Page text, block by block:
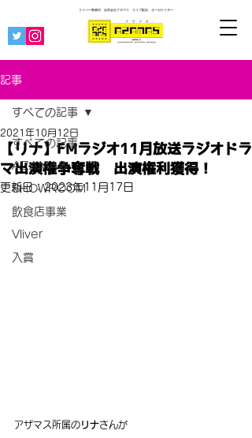
ライバー事務所 合同会社アザマス ライブ配信 オーガナイザー
記事
すべての記事
AZAMAS
SHOWROOM
飲食店事業
Vliver
入賞
すべての記事
【リナ】FMラジオ11月放送ラジオドラ
マ出演権争奪戦 出演権利獲得！
2021年10月12日
更新日：2023年11月17日
アザマス所属のリナさんが